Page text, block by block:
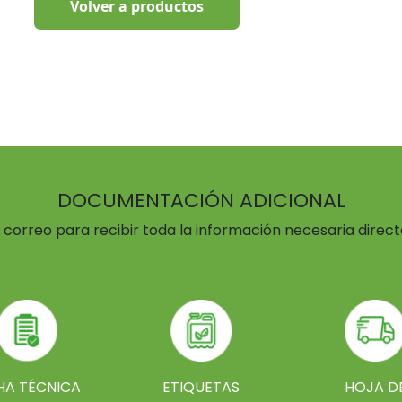
Volver a productos
DOCUMENTACIÓN ADICIONAL
correo para recibir toda la información necesaria
TÉCNICA ETIQUETAS
HOJA